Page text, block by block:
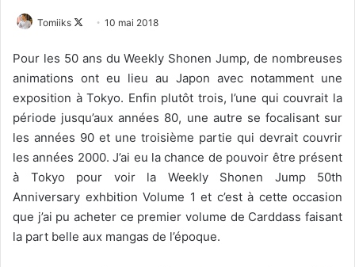
Tomiiks
Follow
X
10 mai 2018
Pour les 50 ans du Weekly Shonen Jump, de nombreuses
animations ont eu lieu au Japon avec notamment une
exposition à Tokyo. Enfin plutôt trois, l’une qui couvrait la
période jusqu’aux années 80, une autre se focalisant sur
les années 90 et une troisième partie qui devrait couvrir
les années 2000. J’ai eu la chance de pouvoir être présent
à Tokyo pour voir la Weekly Shonen Jump 50th
Anniversary exhbition Volume 1 et c’est à cette occasion
que j’ai pu acheter ce premier volume de Carddass faisant
la part belle aux mangas de l’époque.